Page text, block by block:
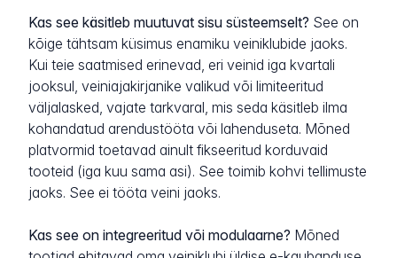
Kas see käsitleb muutuvat sisu süsteemselt? See on
kõige tähtsam küsimus enamiku veiniklubide jaoks.
Kui teie saatmised erinevad, eri veinid iga kvartali
jooksul, veiniajakirjanike valikud või limiteeritud
väljalasked, vajate tarkvaral, mis seda käsitleb ilma
kohandatud arendustööta või lahenduseta. Mõned
platvormid toetavad ainult fikseeritud korduvaid
tooteid (iga kuu sama asi). See toimib kohvi tellimuste
jaoks. See ei tööta veini jaoks.
Kas see on integreeritud või modulaarne? Mõned